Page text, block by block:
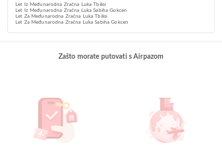
Let Iz Međunarodna Zračna Luka Tbilisi
Let Iz Međunarodna Zračna Luka Sabiha Gokcen
Let Za Međunarodna Zračna Luka Tbilisi
Let Za Međunarodna Zračna Luka Sabiha Gokcen
Zašto morate putovati s Airpazom